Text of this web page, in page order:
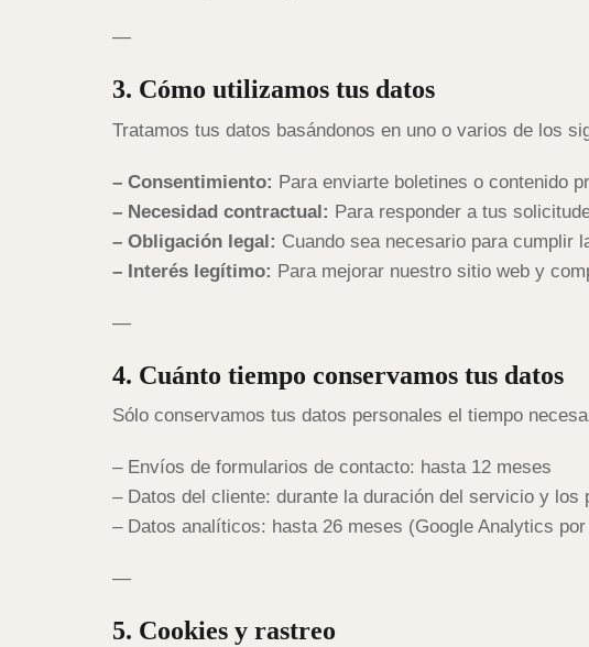
—
3. Cómo utilizamos tus datos
Tratamos tus datos basándonos en uno o varios de los
– Consentimiento: Para enviarte boletines o contenido
– Necesidad contractual: Para responder a tus
– Obligación legal: Cuando sea necesario para cumplir
– Interés legítimo: Para mejorar nuestro sitio web y
—
4. Cuánto tiempo conservamos tus datos
Sólo conservamos tus datos personales el tiempo
– Envíos de formularios de contacto: hasta 12 meses
– Datos del cliente: durante la duración del servicio y
– Datos analíticos: hasta 26 meses (Google Analytics
—
5. Cookies y rastreo